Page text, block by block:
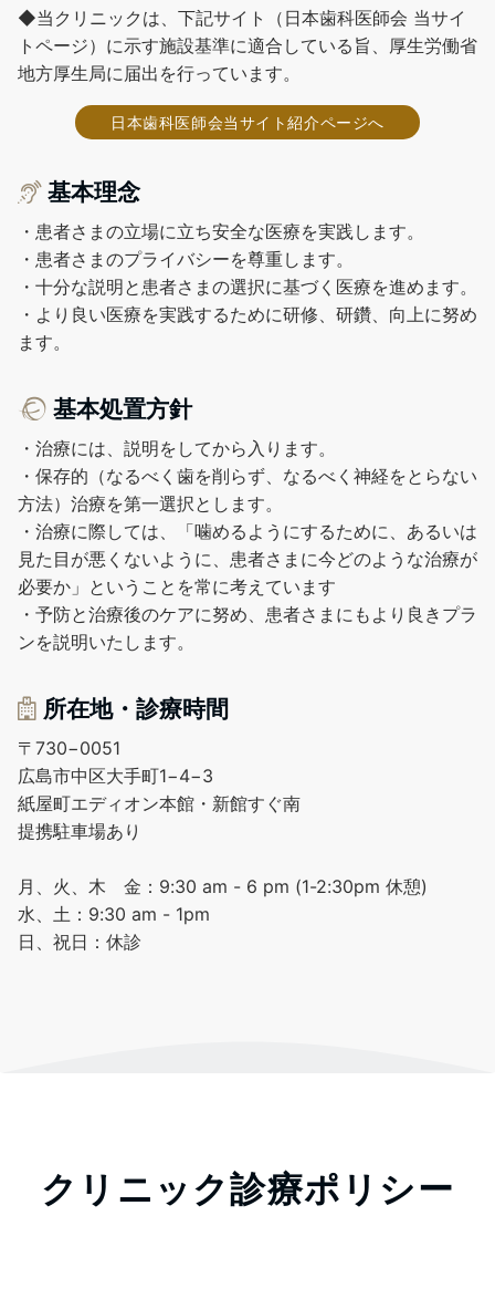
◆当クリニックは、下記サイト（日本歯科医師会 当サイ
トページ）に示す施設基準に適合している旨、厚生労働省
地方厚生局に届出を行っています。
日本歯科医師会当サイト紹介ページへ
基本理念
・患者さまの立場に立ち安全な医療を実践します。
・患者さまのプライバシーを尊重します。
・十分な説明と患者さまの選択に基づく医療を進めます。
・より良い医療を実践するために研修、研鑽、向上に努め
ます。
基本処置方針
・治療には、説明をしてから入ります。
・保存的（なるべく歯を削らず、なるべく神経をとらない
方法）治療を第一選択とします。
・治療に際しては、「噛めるようにするために、あるいは
見た目が悪くないように、患者さまに今どのような治療が
必要か」ということを常に考えています
・予防と治療後のケアに努め、患者さまにもより良きプラ
ンを説明いたします。
所在地・診療時間
〒730−0051
広島市中区大手町1−4−3
紙屋町エディオン本館・新館すぐ南
提携駐車場あり
月、火、木 金：9:30 am - 6 pm (1-2:30pm 休憩)
水、土：9:30 am - 1pm
日、祝日：休診
クリニック診療ポリシー